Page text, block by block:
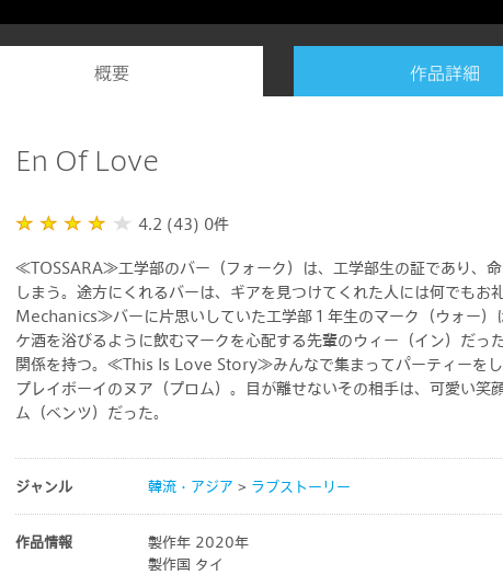
概要 作品詳細
En Of Love
4.2 (43) 0件
≪TOSSARA≫工学部のバー（フォーク）は、工学部生の証であり、
しまう。途方にくれるバーは、ギアを見つけてくれた人には何でも
Mechanics≫バーに片思いしていた工学部１年生のマーク（ウォー）
ケ酒を浴びるように飲むマークを心配する先輩のウィー（イン）だ
関係を持つ。≪This Is Love Story≫みんなで集まってパーティーを
プレイボーイのヌア（プロム）。目が離せないその相手は、可愛い
ム（ベンツ）だった。
ジャンル 韓流・アジア > ラブストーリー
作品情報
製作年 2020年
製作国 タイ
ご利用ガイド
様々な視聴方法
録画方法
コンテンツ
『ひかりＴＶ』のテレビサービスは『株式会社アイキ
規約